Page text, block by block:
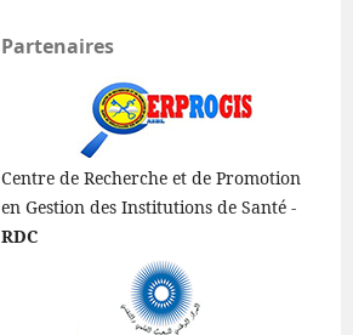
Partenaires
Centre de Recherche et de Promotion
en Gestion des Institutions de Santé -
RDC